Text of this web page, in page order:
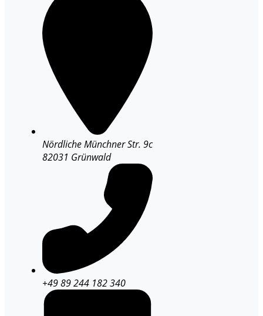
Nördliche Münchner Str. 9c
82031 Grünwald
+49 89 244 182 340